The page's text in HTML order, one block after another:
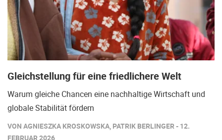
Gleichstellung für eine friedlichere Welt
Warum gleiche Chancen eine nachhaltige Wirtschaft und
globale Stabilität fördern
VON AGNIESZKA KROSKOWSKA, PATRIK BERLINGER - 12.
FEBRUAR 2026